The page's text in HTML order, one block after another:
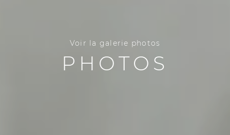
Voir la galerie photos
PHOTOS